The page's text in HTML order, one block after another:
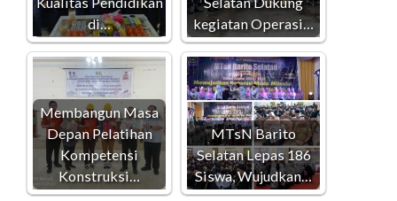
di…
kegiatan Operasi…
Membangun Masa
Depan Pelatihan
Kompetensi
Konstruksi…
MTsN Barito
Selatan Lepas 186
Siswa, Wujudkan…